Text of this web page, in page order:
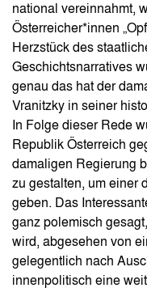
national vereinnahmt,
Österreicher*innen
Herzstück des
Geschichtsnarratives
genau das hat der
Vranitzky in seiner
In Folge dieser Rede
Republik Österreich
damaligen Regierung
zu gestalten, um einer
geben. Das
ganz polemisch
wird, abgesehen von
gelegentlich nach
innenpolitisch eine